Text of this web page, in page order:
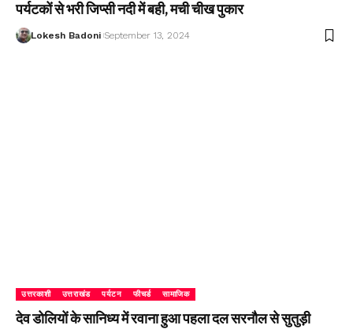
पर्यटकों से भरी जिप्सी नदी में बही, मची चीख पुकार
Lokesh Badoni September 13, 2024
उत्तरकाशी उत्तराखंड पर्यटन फीचर्ड सामाजिक
देव डोलियों के सानिध्य में रवाना हुआ पहला दल सरनौल से सुतुड़ी